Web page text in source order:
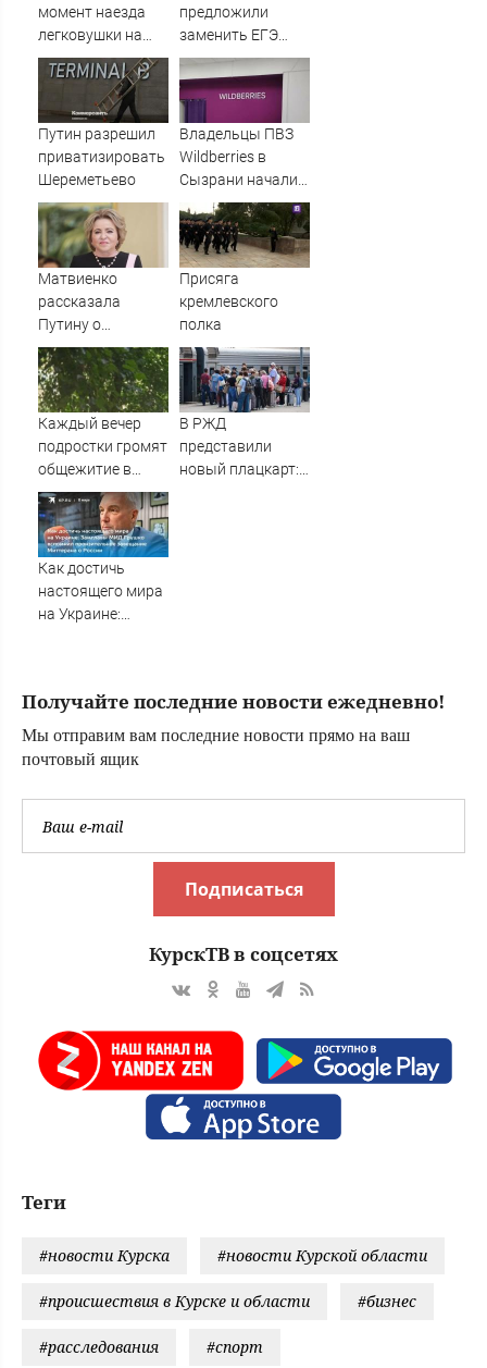
момент наезда
легковушки на
пешеходов, где
пострадали
минимум восемь
человек
Новости
предложили
заменить ЕГЭ
госэкзаменами
Путин разрешил
приватизировать
Шереметьево
Владельцы ПВЗ
Wildberries в
Сызрани начали
выставлять
бизнес на
продажу
Матвиенко
рассказала
Путину о
появлении моды
на семью и детей
у российских
студентов
Присяга
кремлевского
полка
Каждый вечер
подростки громят
общежитие в
Тверской области
В РЖД
представили
новый плацкарт:
Как достичь
настоящего мира
на Украине:
завещание
России
Получайте последние новости ежедневно!
Мы отправим вам последние новости прямо на ваш
почтовый ящик
Подписаться
КурскТВ в соцсетях
Теги
#новости Курска #новости Курской области
#происшествия в Курске и области #бизнес
#расследования #спорт